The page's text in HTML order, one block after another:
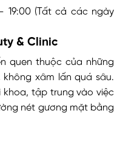
19:00 (Tất cả các ngày
& Clinic
quen thuộc của những
xâm lấn quá sâu.
khoa, tập trung vào việc
nét gương mặt bằng